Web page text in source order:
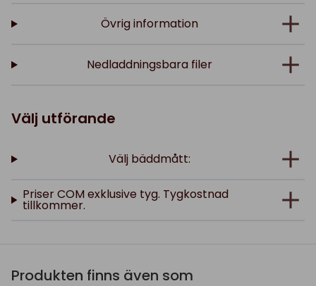
Övrig information
Nedladdningsbara filer
Välj utförande
Välj bäddmått:
Priser COM exklusive tyg. Tygkostnad
tillkommer.
Produkten finns även som